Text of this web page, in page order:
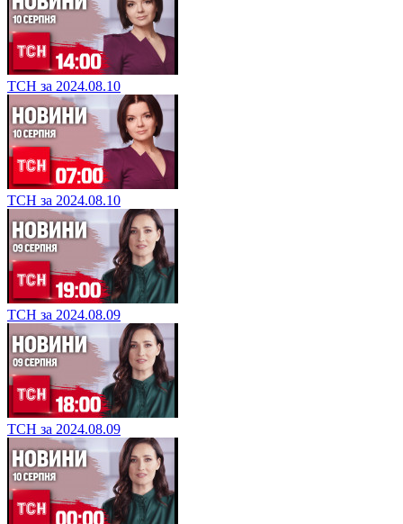
ТСН за 2024.08.10
ТСН за 2024.08.10
ТСН за 2024.08.09
ТСН за 2024.08.09